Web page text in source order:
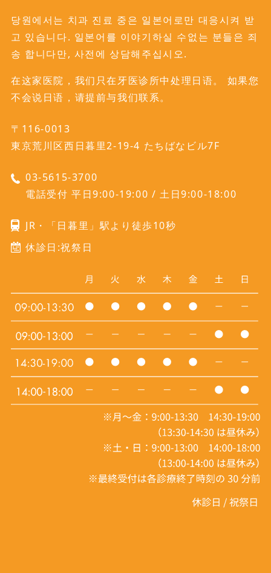
당원에서는 치과 진료 중은 일본어로만 대응시켜 받
고 있습니다. 일본어를 이야기하실 수없는 분들은 죄
송 합니다만, 사전에 상담해주십시오.
在这家医院，我们只在牙医诊所中处理日语。 如果您
不会说日语，请提前与我们联系。
〒116-0013
東京荒川区西日暮里2-19-4 たちばなビル7F
03-5615-3700
電話受付 平日9:00-19:00 / 土日9:00-18:00
JR・「日暮里」駅より徒歩10秒
休診日:祝祭日